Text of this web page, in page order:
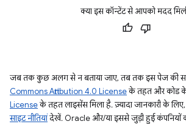
क्या इस कॉन्टेंट से आपको मदद
जब तक कुछ अलग से न बताया जाए, तब तक इस पेज की
Commons Attribution 4.0 Licenseके तहत और कोड
Licenseके तहत लाइसेंस मिला है. ज़्यादा जानकारी के लिए,
साइट नीतियांदेखें. Oracle और/या इससे जुड़ी हुई कंपनियों